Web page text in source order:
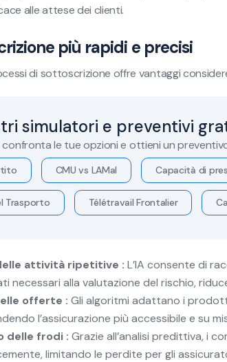
alle attese dei clienti.
più rapidi e precisi
di sottoscrizione offre vantaggi
simulatori e preventivi
confronta le tue opzioni e ottieni un
CMU vs LAMal Capacità di
Trasporto Télétravail Frontalier
attività ripetitive : L’IA consente di
necessari alla valutazione del rischio,
offerte : Gli algoritmi adattano i
l’assicurazione più accessibile e su
delle frodi : Grazie all’analisi predittiva, i
limitando le perdite per gli